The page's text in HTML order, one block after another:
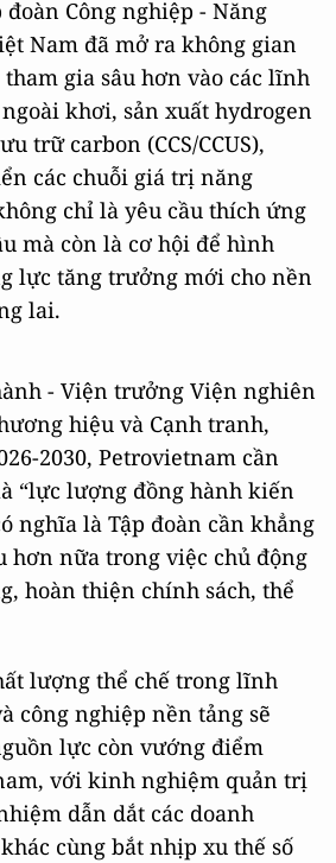
Công nghiệp - Năng
Nam đã mở ra không gian
gia sâu hơn vào các lĩnh
khơi, sản xuất hydrogen
trữ carbon (CCS/CCUS),
các chuỗi giá trị năng
chỉ là yêu cầu thích ứng
mà còn là cơ hội để hình
lực tăng trưởng mới cho nền
lai.
- Viện trưởng Viện nghiên
hiệu và Cạnh tranh,
2030, Petrovietnam cần
“lực lượng đồng hành kiến
nghĩa là Tập đoàn cần khẳng
hơn nữa trong việc chủ động
hoàn thiện chính sách, thể
lượng thể chế trong lĩnh
công nghiệp nền tảng sẽ
lực còn vướng điểm
với kinh nghiệm quản trị
dẫn dắt các doanh
cùng bắt nhịp xu thế số